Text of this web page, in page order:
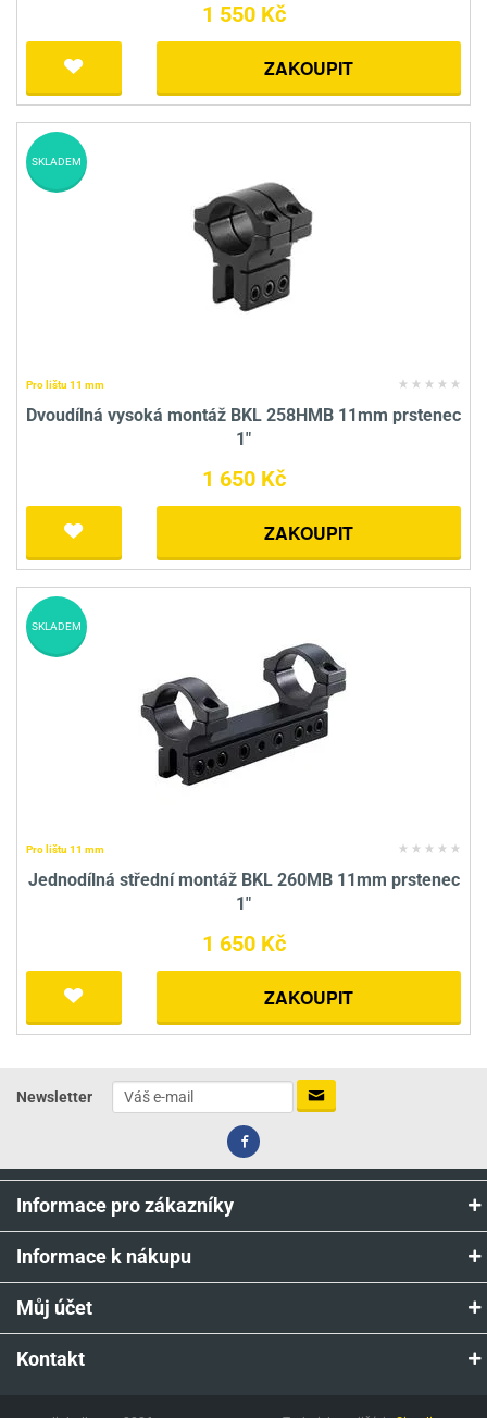
1 550 Kč
ZAKOUPIT
Pro lištu 11 mm
Dvoudílná vysoká montáž BKL 258HMB 11mm prstenec
1"
1 650 Kč
ZAKOUPIT
SKLADEM
Pro lištu 11 mm
Jednodílná střední montáž BKL 260MB 11mm prstenec
1"
1 650 Kč
ZAKOUPIT
SKLADEM
Newsletter
Informace pro zákazníky
Informace k nákupu
Můj účet
Kontakt